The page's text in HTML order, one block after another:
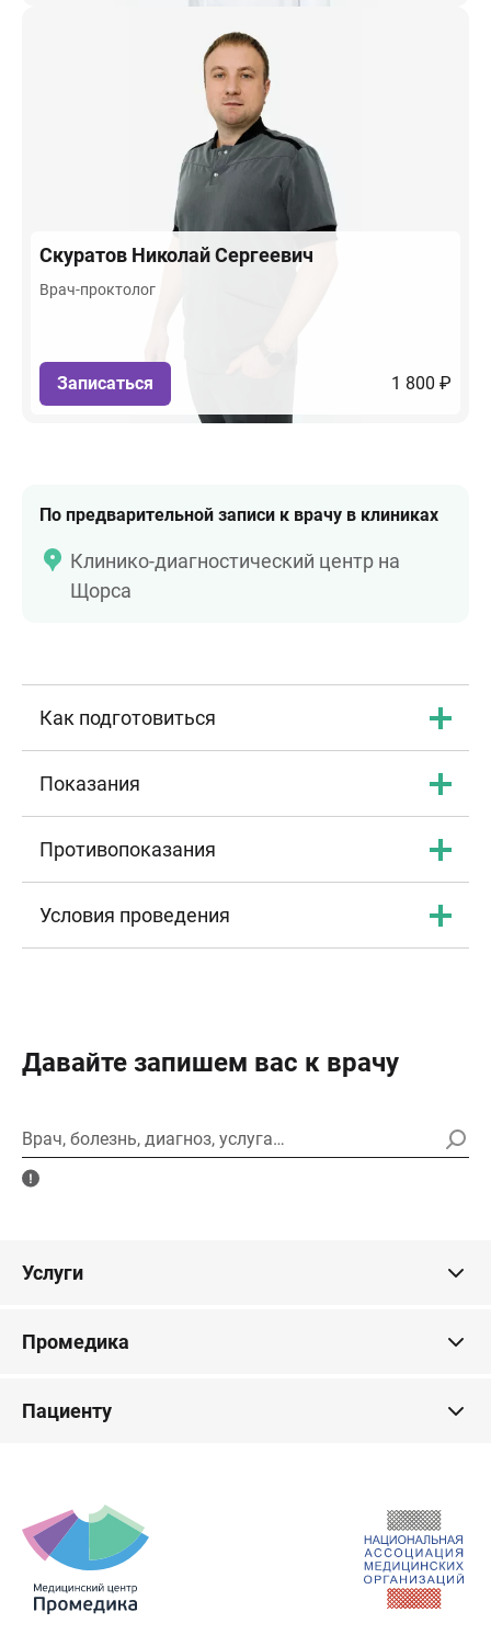
Скуратов Николай Сергеевич
Врач-проктолог
Записаться 1 800 ₽
По предварительной записи к врачу в клиниках
Клинико-диагностический центр на
Щорса
Как подготовиться
Показания
Противопоказания
Условия проведения
Давайте запишем вас к врачу
Врач, болезнь, диагноз, услуга…
Услуги
Промедика
Пациенту